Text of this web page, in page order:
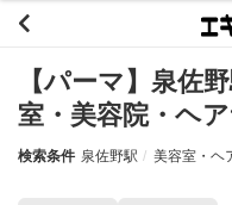
【パーマ】泉佐
室・美容院・ヘ
検索条件 泉佐野駅 美容室・ヘ